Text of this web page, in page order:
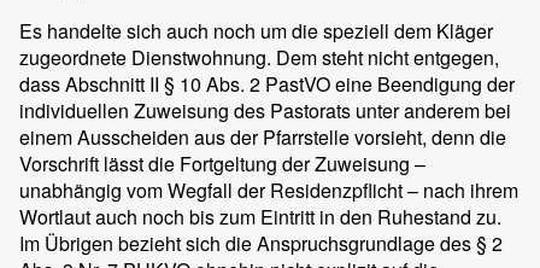
Es handelte sich auch noch um die speziell dem Kläger
zugeordnete Dienstwohnung. Dem steht nicht entgegen,
dass Abschnitt II § 10 Abs. 2 PastVO eine Beendigung der
individuellen Zuweisung des Pastorats unter anderem bei
einem Ausscheiden aus der Pfarrstelle vorsieht, denn die
Vorschrift lässt die Fortgeltung der Zuweisung –
unabhängig vom Wegfall der Residenzpflicht – nach ihrem
Wortlaut auch noch bis zum Eintritt in den Ruhestand zu.
Im Übrigen bezieht sich die Anspruchsgrundlage des § 2